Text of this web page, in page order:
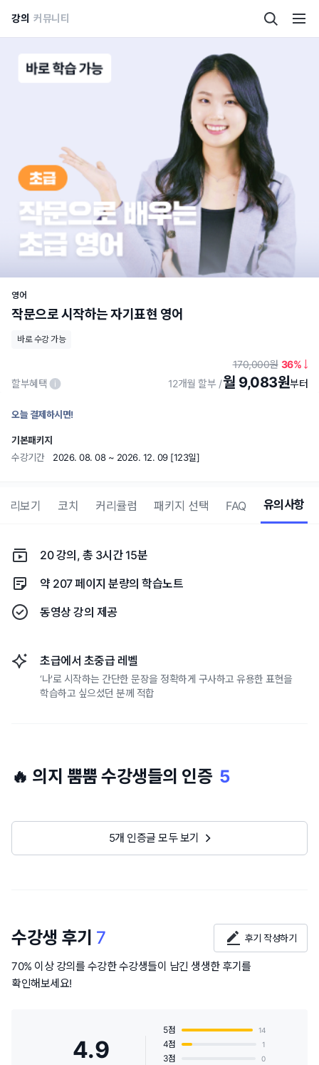
강의 커뮤니티
영어
작문으로 시작하는 자기표현 영어
바로 수강 가능
170,000
36
할부혜택
12개월 할부 월 9,083원
오늘 결제하시면!
기본패키지
수강기간
2026. 08. 08 ~ 2026. 12. 09 [123일]
리보기 코치 커리큘럼 패키지 선택 FAQ 유의사항
20 강의, 총 3시간 15분
약 207 페이지 분량의 학습노트
동영상 강의 제공
초급에서 초중급 레벨
‘나'로 시작하는 간단한 문장을 정확하게 구사하고 유용한 표현을
학습하고 싶으셨던 분께 적합
🔥 의지 뿜뿜 수강생들의 인증 5
5개 인증글 모두 보기
수강생 후기 7 후기 작성하기
70% 이상 강의를 수강한 수강생들이 남긴 생생한 후기를
확인해보세요!
4.9
5점 14
4점 1
3점 0